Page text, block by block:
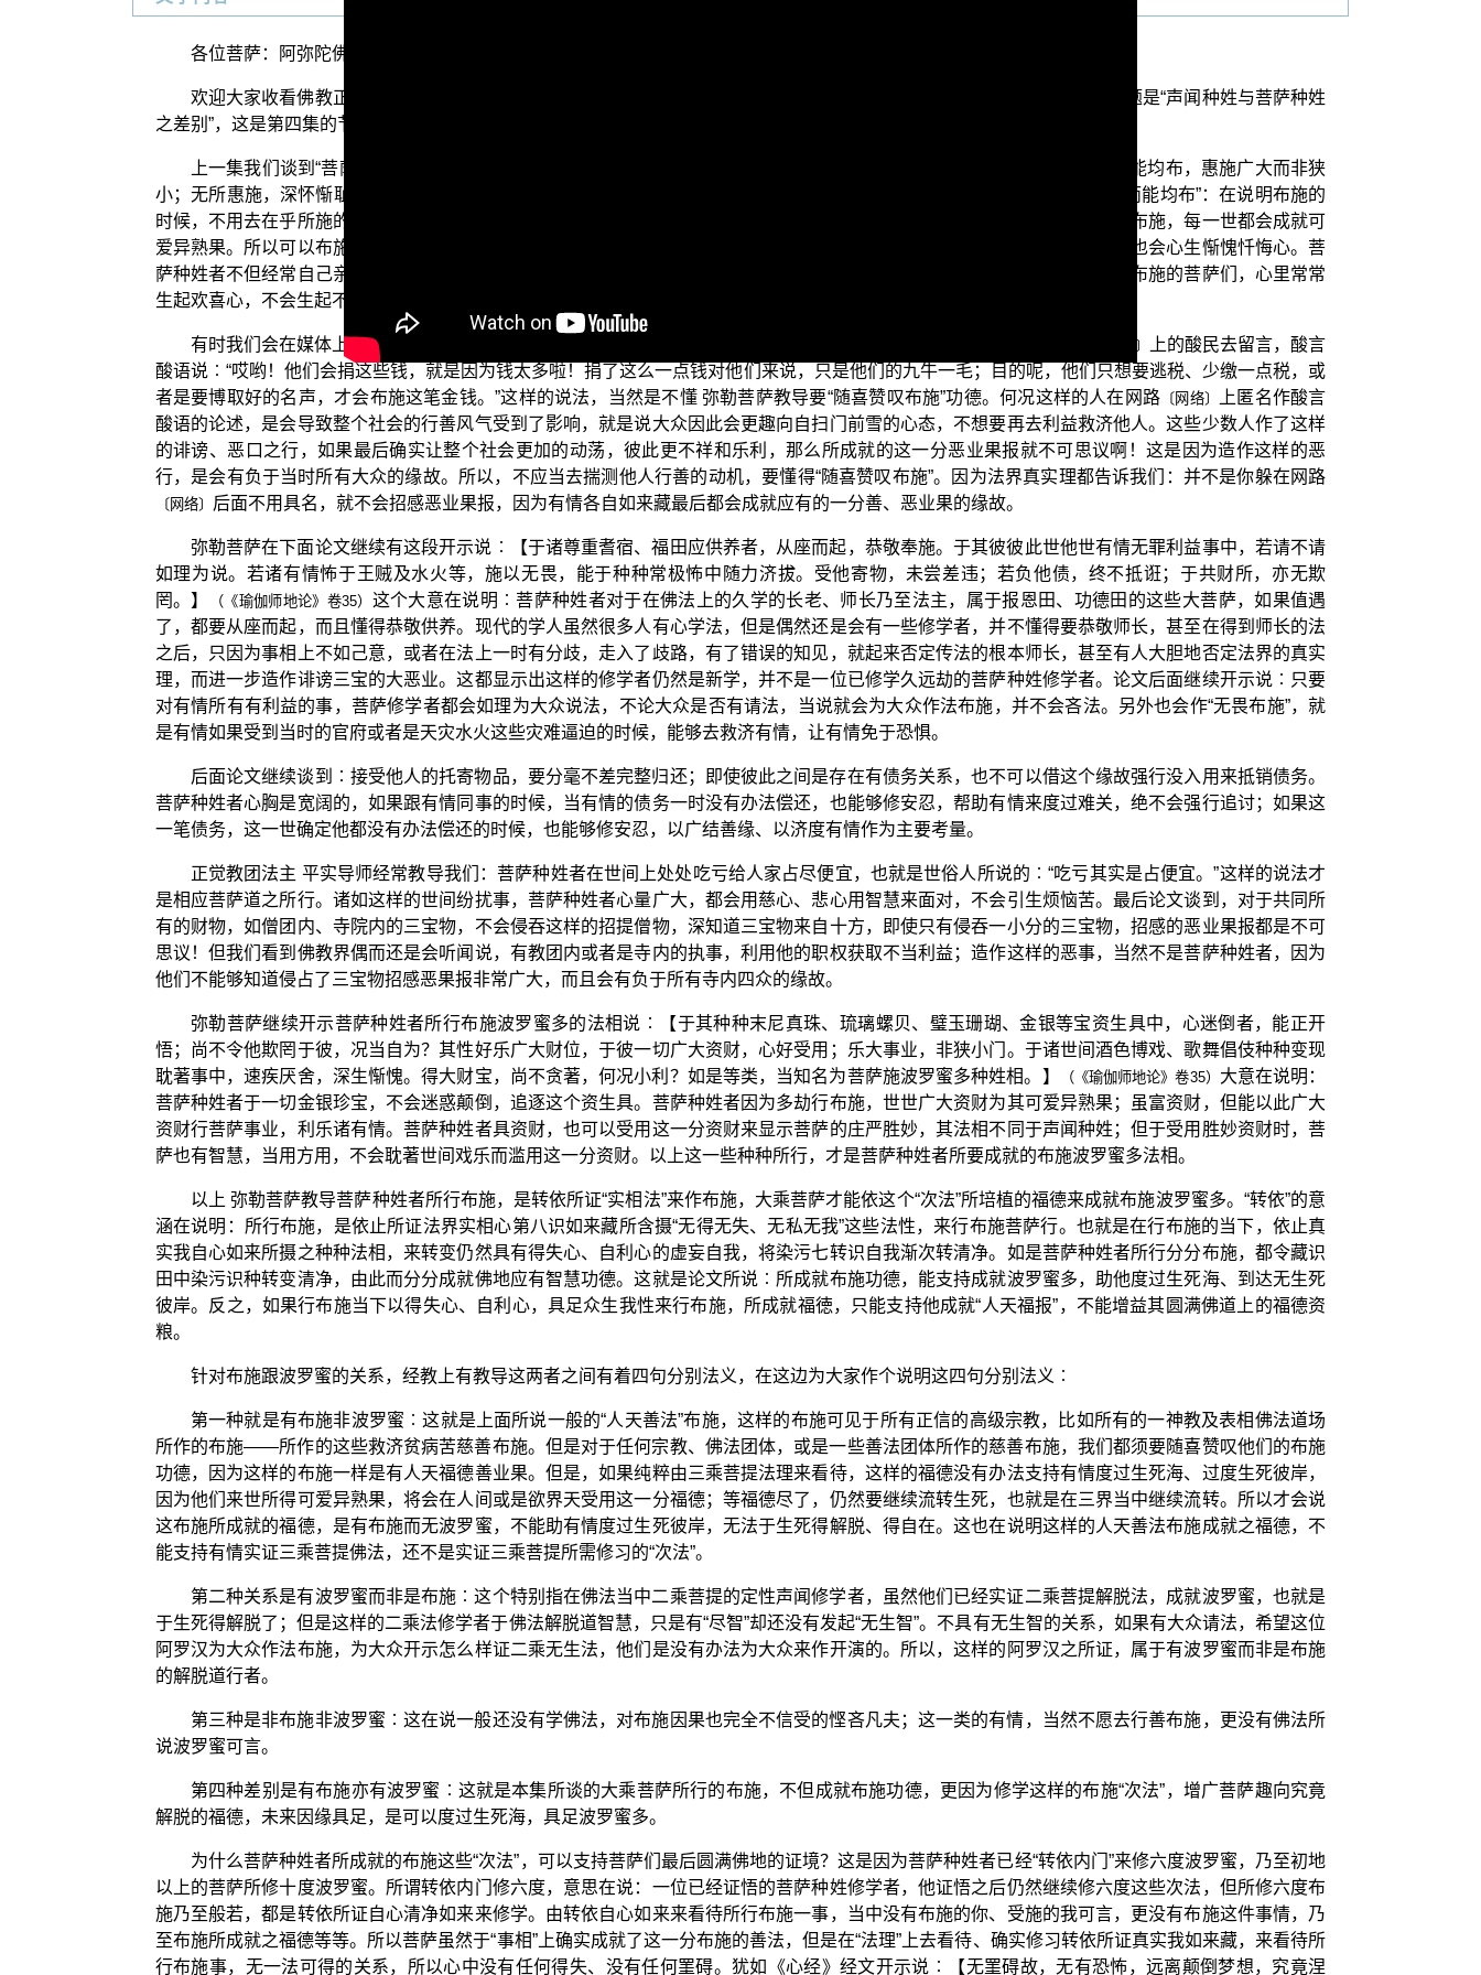
各位菩萨：阿弥陀佛！
欢迎大家收看佛教正觉同修会所为您制作的三乘菩提系列电视弘法节目，这个单元是探讨“三乘菩提之法与次法”，题目子题是“声闻种姓与菩萨种姓
之差别”，这是第四集的节目。
上一集我们谈到“菩萨种姓者如何来成就布施波罗蜜多”，引用了下面这一段论文说︰【心喜施与，意无追悔。施物虽少而能均布，惠施广大而非狭
小；无所惠施，深怀惭耻。常好为他赞施、劝施，见能施者，心怀喜悦。】
这段论文在开示说“施物虽少而能均布”：在说明布施的
时候，不用去在乎所施的物品或钱财是多是少，主要还是要让受者平均得到当中的一分。实际上，菩萨种姓者因为多劫来多行布施，每一世都会成就可
爱异熟果。所以可以布施的资财非常丰饶，所行布施相对来说也非常广大；如果当下因为特殊的因缘，没有办法作广大布施，也会心生惭愧忏悔心。菩
萨种姓者不但经常自己亲自布施给大众，也懂得随喜赞叹他人所作的布施，或者是会劝请他人一起来布施给大众；见到能够作布施的菩萨们，心里常常
生起欢喜心，不会生起不好的彼此较量这样的不好心行。
有时我们会在媒体上看到一些负面的社会新闻，新闻报导说某大企业家或是大慈善家作了一笔大布施，马上就有网路 〔网络〕
上的酸民去留言，酸言
酸语说︰“哎哟！他们会捐这些钱，就是因为钱太多啦！捐了这么一点钱对他们来说，只是他们的九牛一毛；目的呢，他们只想要逃税、少缴一点税，或
者是要博取好的名声，才会布施这笔金钱。”这样的说法，当然是不懂 弥勒菩萨教导要“随喜赞叹布施”功德。何况这样的人在网路 〔网络〕
上匿名作酸言
酸语的论述，是会导致整个社会的行善风气受到了影响，就是说大众因此会更趣向自扫门前雪的心态，不想要再去利益救济他人。这些少数人作了这样
的诽谤、恶口之行，如果最后确实让整个社会更加的动荡，彼此更不祥和乐利，那么所成就的这一分恶业果报就不可思议啊！这是因为造作这样的恶
行，是会有负于当时所有大众的缘故。所以，不应当去揣测他人行善的动机，要懂得“随喜赞叹布施”。因为法界真实理都告诉我们：并不是你躲在网路
〔网络〕 后面不用具名，就不会招感恶业果报，因为有情各自如来藏最后都会成就应有的一分善、恶业果的缘故。
弥勒菩萨在下面论文继续有这段开示说︰【于诸尊重耆宿、福田应供养者，从座而起，恭敬奉施。于其彼彼此世他世有情无罪利益事中，若请不请
如理为说。若诸有情怖于王贼及水火等，施以无畏，能于种种常极怖中随力济拔。受他寄物，未尝差违；若负他债，终不抵诳；于共财所，亦无欺
罔。】
（《瑜伽师地论》卷35） 这个大意在说明︰菩萨种姓者对于在佛法上的久学的长老、师长乃至法主，属于报恩田、功德田的这些大菩萨，如果值遇
了，都要从座而起，而且懂得恭敬供养。现代的学人虽然很多人有心学法，但是偶然还是会有一些修学者，并不懂得要恭敬师长，甚至在得到师长的法
之后，只因为事相上不如己意，或者在法上一时有分歧，走入了歧路，有了错误的知见，就起来否定传法的根本师长，甚至有人大胆地否定法界的真实
理，而进一步造作诽谤三宝的大恶业。这都显示出这样的修学者仍然是新学，并不是一位已修学久远劫的菩萨种姓修学者。论文后面继续开示说︰只要
对有情所有有利益的事，菩萨修学者都会如理为大众说法，不论大众是否有请法，当说就会为大众作法布施，并不会吝法。另外也会作“无畏布施”，就
是有情如果受到当时的官府或者是天灾水火这些灾难逼迫的时候，能够去救济有情，让有情免于恐惧。
后面论文继续谈到︰接受他人的托寄物品，要分毫不差完整归还；即使彼此之间是存在有债务关系，也不可以借这个缘故强行没入用来抵销债务。
菩萨种姓者心胸是宽阔的，如果跟有情同事的时候，当有情的债务一时没有办法偿还，也能够修安忍，帮助有情来度过难关，绝不会强行追讨；如果这
一笔债务，这一世确定他都没有办法偿还的时候，也能够修安忍，以广结善缘、以济度有情作为主要考量。
正觉教团法主 平实导师经常教导我们：菩萨种姓者在世间上处处吃亏给人家占尽便宜，也就是世俗人所说的︰“吃亏其实是占便宜。”这样的说法才
是相应菩萨道之所行。诸如这样的世间纷扰事，菩萨种姓者心量广大，都会用慈心、悲心用智慧来面对，不会引生烦恼苦。最后论文谈到，对于共同所
有的财物，如僧团内、寺院内的三宝物，不会侵吞这样的招提僧物，深知道三宝物来自十方，即使只有侵吞一小分的三宝物，招感的恶业果报都是不可
思议！但我们看到佛教界偶而还是会听闻说，有教团内或者是寺内的执事，利用他的职权获取不当利益；造作这样的恶事，当然不是菩萨种姓者，因为
他们不能够知道侵占了三宝物招感恶果报非常广大，而且会有负于所有寺内四众的缘故。
弥勒菩萨继续开示菩萨种姓者所行布施波罗蜜多的法相说︰【于其种种末尼真珠、琉璃螺贝、璧玉珊瑚、金银等宝资生具中，心迷倒者，能正开
悟；尚不令他欺罔于彼，况当自为？其性好乐广大财位，于彼一切广大资财，心好受用；乐大事业，非狭小门。于诸世间酒色博戏、歌舞倡伎种种变现
耽著事中，速疾厌舍，深生惭愧。得大财宝，尚不贪著，何况小利？如是等类，当知名为菩萨施波罗蜜多种姓相。】
（《瑜伽师地论》卷35） 大意在说明：
菩萨种姓者于一切金银珍宝，不会迷惑颠倒，追逐这个资生具。菩萨种姓者因为多劫行布施，世世广大资财为其可爱异熟果；虽富资财，但能以此广大
资财行菩萨事业，利乐诸有情。菩萨种姓者具资财，也可以受用这一分资财来显示菩萨的庄严胜妙，其法相不同于声闻种姓；但于受用胜妙资财时，菩
萨也有智慧，当用方用，不会耽著世间戏乐而滥用这一分资财。以上这一些种种所行，才是菩萨种姓者所要成就的布施波罗蜜多法相。
以上 弥勒菩萨教导菩萨种姓者所行布施，是转依所证“实相法”来作布施，大乘菩萨才能依这个“次法”所培植的福德来成就布施波罗蜜多。“转依”的意
涵在说明：所行布施，是依止所证法界实相心第八识如来藏所含摄“无得无失、无私无我”这些法性，来行布施菩萨行。也就是在行布施的当下，依止真
实我自心如来所摄之种种法相，来转变仍然具有得失心、自利心的虚妄自我，将染污七转识自我渐次转清净。如是菩萨种姓者所行分分布施，都令藏识
田中染污识种转变清净，由此而分分成就佛地应有智慧功德。这就是论文所说︰所成就布施功德，能支持成就波罗蜜多，助他度过生死海、到达无生死
彼岸。反之，如果行布施当下以得失心、自利心，具足众生我性来行布施，所成就福徳，只能支持他成就“人天福报”，不能增益其圆满佛道上的福德资
粮。
针对布施跟波罗蜜的关系，经教上有教导这两者之间有着四句分别法义，在这边为大家作个说明这四句分别法义︰
第一种就是有布施非波罗蜜︰这就是上面所说一般的“人天善法”布施，这样的布施可见于所有正信的高级宗教，比如所有的一神教及表相佛法道场
所作的布施——所作的这些救济贫病苦慈善布施。但是对于任何宗教、佛法团体，或是一些善法团体所作的慈善布施，我们都须要随喜赞叹他们的布施
功德，因为这样的布施一样是有人天福德善业果。但是，如果纯粹由三乘菩提法理来看待，这样的福德没有办法支持有情度过生死海、过度生死彼岸，
因为他们来世所得可爱异熟果，将会在人间或是欲界天受用这一分福德；等福德尽了，仍然要继续流转生死，也就是在三界当中继续流转。所以才会说
这布施所成就的福德，是有布施而无波罗蜜，不能助有情度过生死彼岸，无法于生死得解脱、得自在。这也在说明这样的人天善法布施成就之福德，不
能支持有情实证三乘菩提佛法，还不是实证三乘菩提所需修习的“次法”。
第二种关系是有波罗蜜而非是布施︰这个特别指在佛法当中二乘菩提的定性声闻修学者，虽然他们已经实证二乘菩提解脱法，成就波罗蜜，也就是
于生死得解脱了；但是这样的二乘法修学者于佛法解脱道智慧，只是有“尽智”却还没有发起“无生智”。不具有无生智的关系，如果有大众请法，希望这位
阿罗汉为大众作法布施，为大众开示怎么样证二乘无生法，他们是没有办法为大众来作开演的。所以，这样的阿罗汉之所证，属于有波罗蜜而非是布施
的解脱道行者。
第三种是非布施非波罗蜜︰这在说一般还没有学佛法，对布施因果也完全不信受的悭吝凡夫；这一类的有情，当然不愿去行善布施，更没有佛法所
说波罗蜜可言。
第四种差别是有布施亦有波罗蜜︰这就是本集所谈的大乘菩萨所行的布施，不但成就布施功德，更因为修学这样的布施“次法”，增广菩萨趣向究竟
解脱的福德，未来因缘具足，是可以度过生死海，具足波罗蜜多。
为什么菩萨种姓者所成就的布施这些“次法”，可以支持菩萨们最后圆满佛地的证境？这是因为菩萨种姓者已经“转依内门”来修六度波罗蜜，乃至初地
以上的菩萨所修十度波罗蜜。所谓转依内门修六度，意思在说：一位已经证悟的菩萨种姓修学者，他证悟之后仍然继续修六度这些次法，但所修六度布
施乃至般若，都是转依所证自心清净如来来修学。由转依自心如来来看待所行布施一事，当中没有布施的你、受施的我可言，更没有布施这件事情，乃
至布施所成就之福德等等。所以菩萨虽然于“事相”上确实成就了这一分布施的善法，但是在“法理”上去看待、确实修习转依所证真实我如来藏，来看待所
行布施事，无一法可得的关系，所以心中没有任何得失、没有任何罣碍。犹如《心经》经文开示说︰【无罣碍故，无有恐怖，远离颠倒梦想，究竟涅